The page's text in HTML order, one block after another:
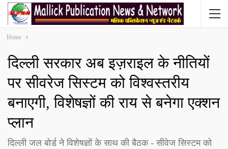
Home
दिल्ली सरकार अब इज़राइल के नीतियों
पर सीवरेज सिस्टम को विश्वस्तरीय
बनाएगी, विशेषज्ञों की राय से बनेगा एक्शन
प्लान
दिल्ली जल बोर्ड ने विशेषज्ञों के साथ की बैठक - सीवेज सिस्टम को